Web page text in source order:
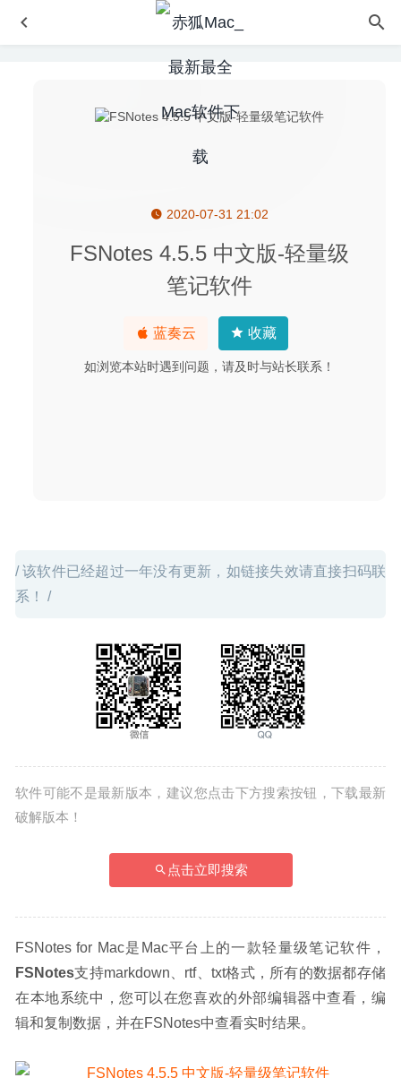
2020-07-31 21:02
FSNotes 4.5.5 中文版-轻量级
笔记软件
蓝奏云 收藏
如浏览本站时遇到问题，请及时与站长联系！
/ 该软件已经超过一年没有更新，如链接失效请直接扫码联
系！ /
软件可能不是最新版本，建议您点击下方搜索按钮，下载最新
破解版本！
点击立即搜索
FSNotes for Mac是Mac平台上的一款轻量级笔记软件，
FSNotes支持markdown、rtf、txt格式，所有的数据都存储
在本地系统中，您可以在您喜欢的外部编辑器中查看，编
辑和复制数据，并在FSNotes中查看实时结果。
Adobe Dimension 2021 3.4.4 中文版-三维3D建模工具
Amadeus Pro 2.7.5 (2389) for Mac中文版-多音轨音频编辑
EtreCheck 6.2.1 for Mac- MacOS系统信息监测工具
Principle 5.11 – 界面交互动画设计神器 2020-05-22